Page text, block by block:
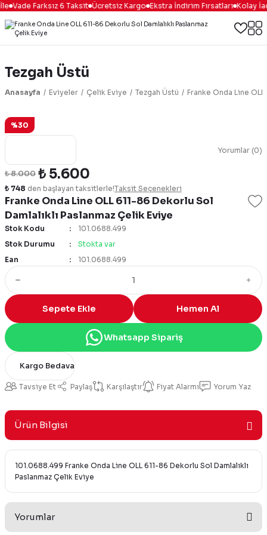
Vade Farksız 6 Taksit Ücretsiz Kargo Ekstra İndirim Fırsatları Kolay
Tezgah Üstü
Anasayfa Eviyeler Çelik Eviye Tezgah Üstü Franke Onda Line
%30
Yorumlar (0)
Franke Onda Line OLL 611-86 Dekorlu Sol
Damlalıklı Paslanmaz Çelik Eviye
₺ 8.000 ₺ 5.600
₺ 748 den başlayan taksitlerle!Taksit Seçenekleri
Stok Kodu
101.0688.499
Stok Durumu
Stokta var
Ean
101.0688.499
Sepete Ekle Hemen Al
Whatsapp Sipariş
Kargo Bedava
Tavsiye Et Paylaş Karşılaştır Fiyat Alarmı Yorum Yaz
Ürün Bilgisi
101.0688.499 Franke Onda Line OLL 611-86 Dekorlu Sol Damlalıklı
Paslanmaz Çelik Eviye
Yorumlar